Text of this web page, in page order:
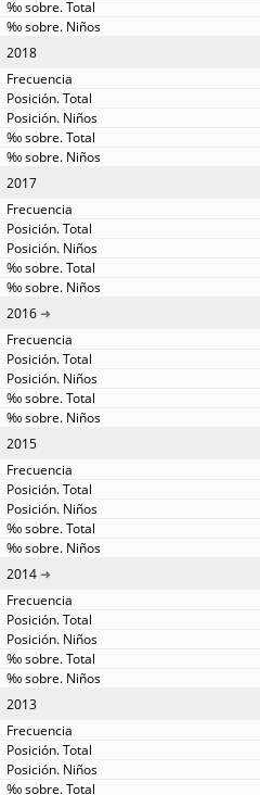
2018
2017
2016
2015
2014
2013